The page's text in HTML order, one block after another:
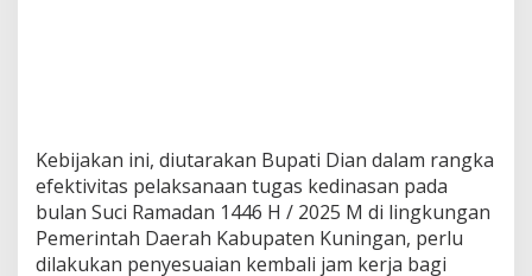
Kebijakan ini, diutarakan Bupati Dian dalam rangka
efektivitas pelaksanaan tugas kedinasan pada
bulan Suci Ramadan 1446 H / 2025 M di lingkungan
Pemerintah Daerah Kabupaten Kuningan, perlu
dilakukan penyesuaian kembali jam kerja bagi